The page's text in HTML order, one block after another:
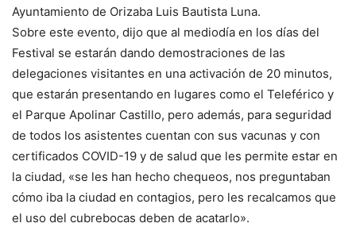
Ayuntamiento de Orizaba Luis Bautista Luna.
Sobre este evento, dijo que al mediodía en los días del
Festival se estarán dando demostraciones de las
delegaciones visitantes en una activación de 20 minutos,
que estarán presentando en lugares como el Teleférico y
el Parque Apolinar Castillo, pero además, para seguridad
de todos los asistentes cuentan con sus vacunas y con
certificados COVID-19 y de salud que les permite estar en
la ciudad, «se les han hecho chequeos, nos preguntaban
cómo iba la ciudad en contagios, pero les recalcamos que
el uso del cubrebocas deben de acatarlo».